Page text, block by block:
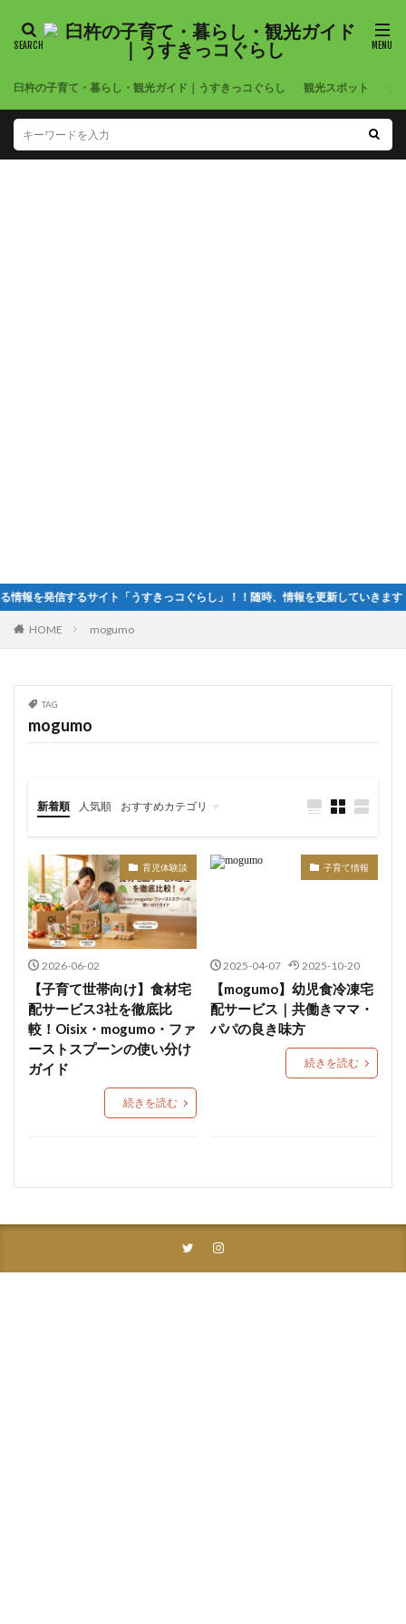
臼杵の子育て・暮らし・観光ガイド｜うすきっコぐらし 観光スポット
を発信するサイト「うすきっコぐらし」！！随時、情報を更新していきます！
HOME mogumo
TAG
mogumo
新着順 人気順 おすすめカテゴリ
育児体験談
2026-06-02
【子育て世帯向け】食材宅
配サービス3社を徹底比
較！Oisix・mogumo・ファ
ーストスプーンの使い分け
ガイド
続きを読む
子育て情報
2025-04-07 2025-10-20
【mogumo】幼児食冷凍宅
配サービス｜共働きママ・
パパの良き味方
続きを読む